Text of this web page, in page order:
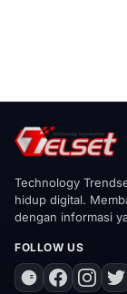
Technology
hidup digital.
dengan informasi
FOLLOW US